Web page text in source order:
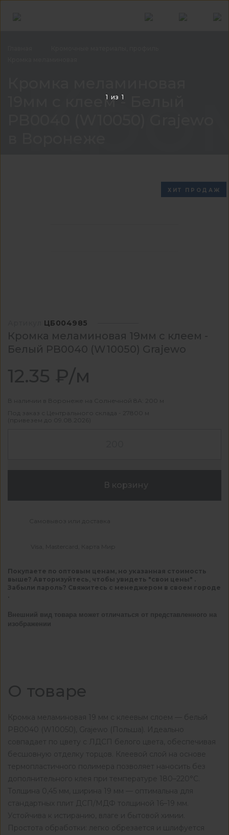
19мм с клеем - Белый
ХИТ ПРОДАЖ
ЦБ004985
Кромка меламиновая 19мм с клеем -
Белый PB0040 (W10050) Grajewo
12.35 ₽/м
В наличии в Воронеже на Солнечной 8А: 200 м
Под заказ с Центрального склада - 27800 м
(привезем до 09.08.2026)
В корзину
Самовывоз или доставка
Visa, Mastercard, Карта Мир
Покупаете по оптовым ценам, но указанная стоимость
выше? Авторизуйтесь, чтобы увидеть "свои цены" .
Забыли пароль? Свяжитесь с менеджером в своем городе
Внешний вид товара может отличаться от представленного на
изображении
О товаре
Кромка меламиновая 19 мм с клеевым слоем — белый
PB0040 (W10050), Grajewo (Польша). Идеально
совпадает по цвету с ЛДСП белого цвета, обеспечивая
бесшовную отделку торцов. Клеевой слой на основе
термопластичного полимера позволяет наносить без
дополнительного клея при температуре 180–220°С.
Толщина 0,45 мм, ширина 19 мм — оптимальна для
стандартных плит ДСП/МДФ толщиной 16–19 мм.
Устойчива к истиранию, влаге и бытовой химии.
Простота обработки: легко обрезается и шлифуется
1 из 1